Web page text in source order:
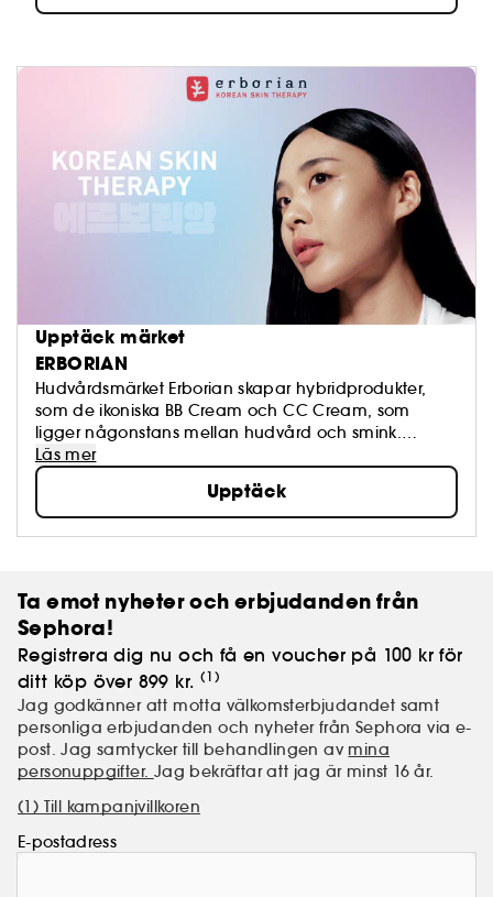
Upptäck märket
ERBORIAN
Hudvårdsmärket Erborian skapar hybridprodukter,
som de ikoniska BB Cream och CC Cream, som
ligger någonstans mellan hudvård och smink.
Dessa produkter svarar mot ett tydligt mål för märket:
att få dig att återupptäcka din hud.
DET ÄR DIN HUD, VAR STOLT ÖVER DEN!
Läs mer
Upptäck
Ta emot nyheter och erbjudanden från
Sephora!
Registrera dig nu och få en voucher på 100 kr för
ditt köp över 899 kr. (1)
Jag godkänner att motta välkomsterbjudandet samt
personliga erbjudanden och nyheter från Sephora via e-
post. Jag samtycker till behandlingen av mina
personuppgifter. Jag bekräftar att jag är minst 16 år.
(1) Till kampanjvillkoren
E-postadress